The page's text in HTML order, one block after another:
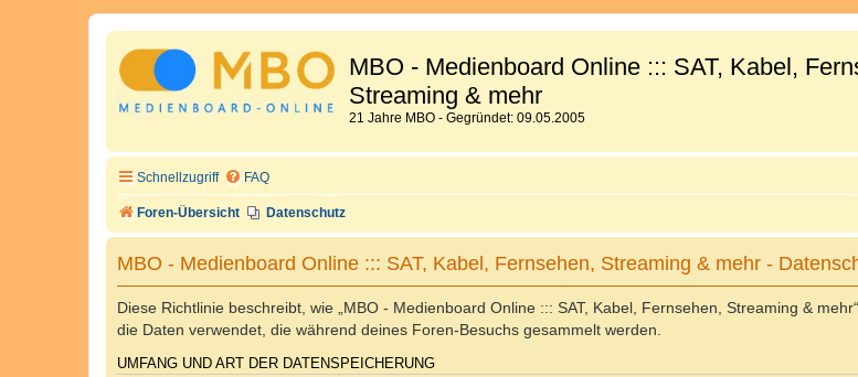
MBO - Medienboard Online ::: SAT, Kabel,
Streaming & mehr
21 Jahre MBO - Gegründet: 09.05.2005
Schnellzugriff FAQ
Foren-Übersicht Datenschutz
MBO - Medienboard Online ::: SAT, Kabel, Fernsehen, Streaming & mehr -
Diese Richtlinie beschreibt, wie „MBO - Medienboard Online ::: SAT, Kabel, Fernsehen, Streaming &
die Daten verwendet, die während deines Foren-Besuchs gesammelt werden.
UMFANG UND ART DER DATENSPEICHERUNG